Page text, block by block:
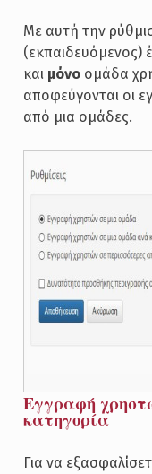
Με αυτή την
(εκπαιδευόμενος)
και μόνοομάδα
αποφεύγονται οι
από μια ομάδες.
Εγγραφή
κατηγορία
Για να